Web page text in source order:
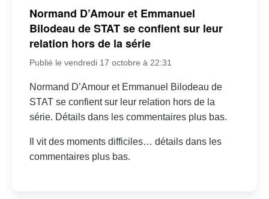
Normand D’Amour et Emmanuel
Bilodeau de STAT se confient sur leur
relation hors de la série
Publié le vendredi 17 octobre à 22:31
Normand D’Amour et Emmanuel Bilodeau de
STAT se confient sur leur relation hors de la
série. Détails dans les commentaires plus bas.
Il vit des moments difficiles… détails dans les
commentaires plus bas.